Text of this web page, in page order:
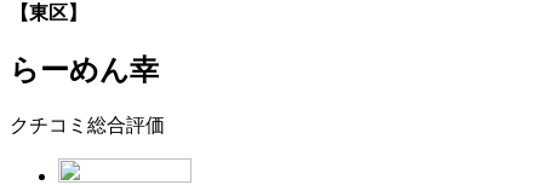
【東区】
らーめん幸
クチコミ総合評価